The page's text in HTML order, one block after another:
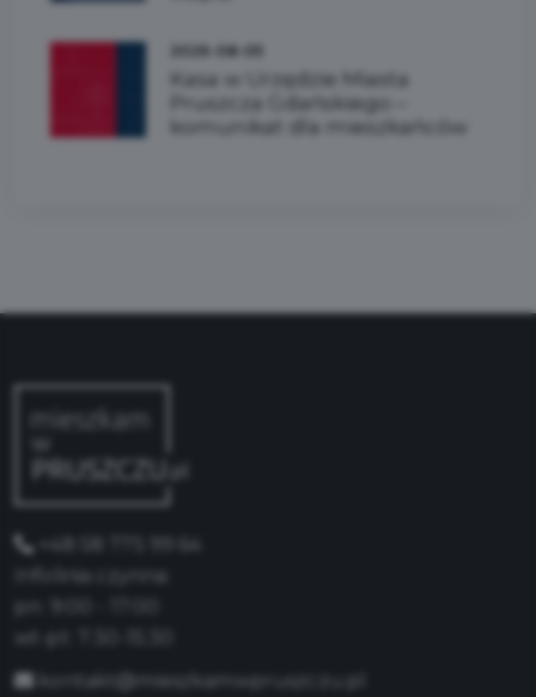
2026-08-05
Kasa w Urzędzie Miasta
Pruszcza Gdańskiego –
komunikat dla mieszkańców
+48 58 775 99 64
Infolinia czynna:
kontakt@mieszkamwpruszczu.pl